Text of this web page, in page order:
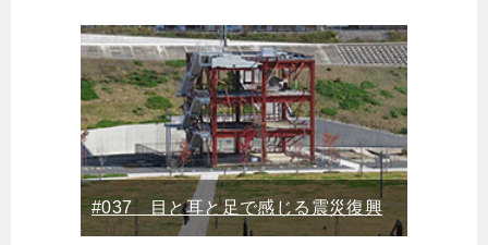
#037 目と耳と足で感じる震災復興